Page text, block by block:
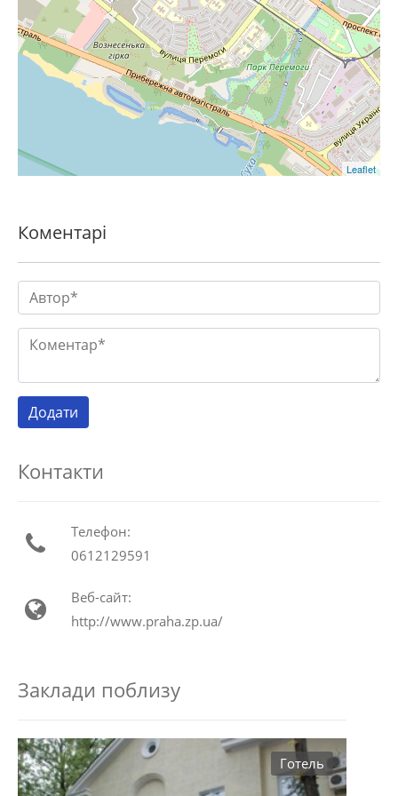
Leaflet
Коментарі
Контакти
Телефон:
0612129591
Веб-сайт:
http://www.praha.zp.ua/
Заклади поблизу
Готель